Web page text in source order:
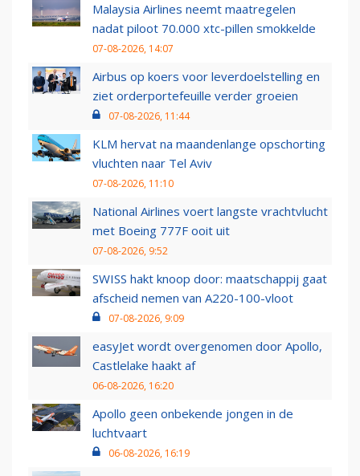
Malaysia Airlines neemt maatregelen
nadat piloot 70.000 xtc-pillen smokkelde
07-08-2026, 14:07
Airbus op koers voor leverdoelstelling en
ziet orderportefeuille verder groeien
07-08-2026, 11:44
KLM hervat na maandenlange opschorting
vluchten naar Tel Aviv
07-08-2026, 11:10
National Airlines voert langste vrachtvlucht
met Boeing 777F ooit uit
07-08-2026, 9:52
SWISS hakt knoop door: maatschappij gaat
afscheid nemen van A220-100-vloot
07-08-2026, 9:09
easyJet wordt overgenomen door Apollo,
Castlelake haakt af
06-08-2026, 16:20
Apollo geen onbekende jongen in de
luchtvaart
06-08-2026, 16:19